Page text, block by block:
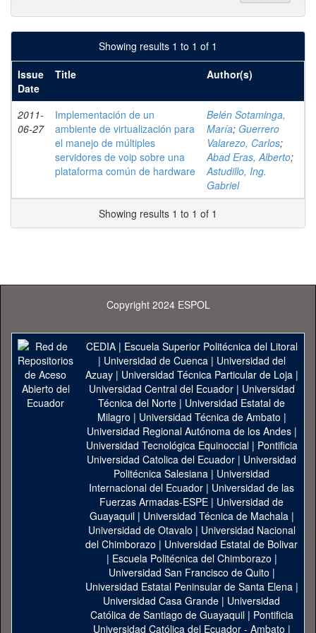
Showing results 1 to 1 of 1
Issue
Date
Title Author(s)
2011-
06-27
Implementación de un
ambiente de virtualización para
el manejo de múltiples
servidores de voip sobre una
plataforma común de hardware
Belén Sotaminga,
María; Guerrero
Valarezo, Carlos;
Abad Eras, Alberto;
Astudillo, Ing.
Gabriel
Showing results 1 to 1 of 1
Copyright 2024 ESPOL
CEDIA| Escuela Superior Politécnica del Litoral
| Universidad de Cuenca| Universidad del
Azuay| Universidad Técnica Particular de Loja|
Universidad Central del Ecuador| Universidad
Técnica del Norte | Universidad Estatal de
Milagro | Universidad Técnica de Ambato |
Universidad Regional Autónoma de los Andes|
Universidad Tecnológica Equinoccial| Pontificia
Universidad Catolica del Ecuador | Universidad
Politécnica Salesiana | Universidad
Internacional del Ecuador | Universidad de las
Fuerzas Armadas-ESPE | Universidad de
Guayaquil| Universidad Técnica de Machala|
Universidad de Otavalo | Universidad Nacional
del Chimborazo | Universidad Estatal de Bolivar
| Escuela Politécnica del Chimborazo |
Universidad San Francisco de Quito |
Universidad Estatal Peninsular de Santa Elena|
Universidad Casa Grande | Universidad
Católica de Santiago de Guayaquil| Pontificia
Universidad Católica del Ecuador - Ambato |